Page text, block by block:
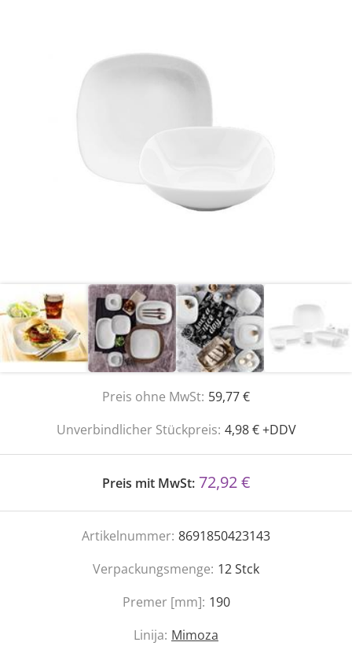
Preis ohne MwSt: 59,77 €
Unverbindlicher Stückpreis: 4,98 € +DDV
Preis mit MwSt: 72,92 €
Artikelnummer: 8691850423143
Verpackungsmenge: 12Stck
Premer [mm]: 190
Linija: Mimoza